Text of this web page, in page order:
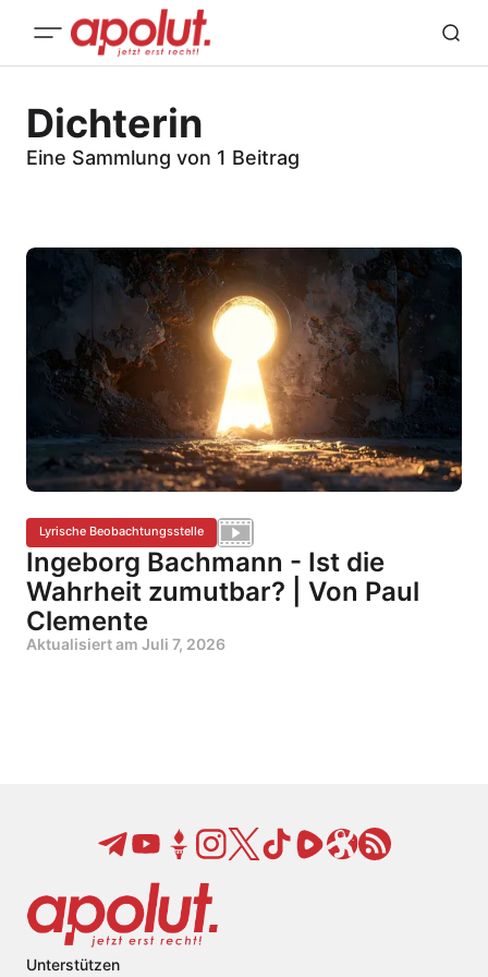
Dichterin
Eine Sammlung von 1 Beitrag
Lyrische Beobachtungsstelle
Ingeborg Bachmann - Ist die
Wahrheit zumutbar? | Von Paul
Clemente
Aktualisiert am Juli 7, 2026
Unterstützen